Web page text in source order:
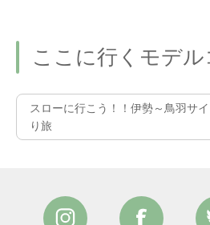
ここに行くモデル
スローに行こう！！伊勢～鳥羽サ
り旅